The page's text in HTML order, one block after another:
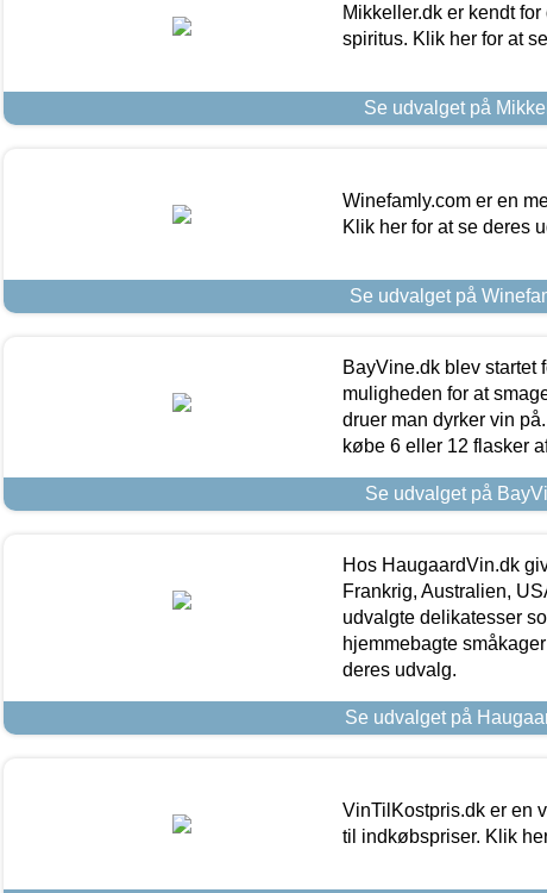
Mikkeller.dk er kendt
spiritus. Klik her for at
Se udvalget på
Winefamly.com er en
Klik her for at se deres
Se udvalget på
BayVine.dk blev startet
muligheden for at
druer man dyrker vin
købe 6 eller 12 flasker
Se udvalget på
Hos HaugaardVin.dk
Frankrig, Australien,
udvalgte delikatesser
hjemmebagte
deres udvalg.
Se udvalget på
VinTilKostpris.dk er en
til indkøbspriser. Klik